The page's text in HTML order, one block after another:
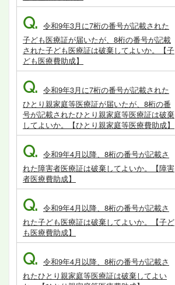
Q. 令和9年3月に7桁の番号が記載された
子ども医療証が届いたが、8桁の番号が記載
された子ども医療証は破棄してよいか。【子
ども医療費助成】
Q. 令和9年3月に7桁の番号が記載された
ひとり親家庭等医療証が届いたが、8桁の番
号が記載されたひとり親家庭等医療証は破棄
してよいか。【ひとり親家庭等医療費助成】
Q. 令和9年4月以降、8桁の番号が記載さ
れた障害者医療証は破棄してよいか。【障害
者医療費助成】
Q. 令和9年4月以降、8桁の番号が記載さ
れた子ども医療証は破棄してよいか。【子ど
も医療費助成】
Q. 令和9年4月以降、8桁の番号が記載さ
れたひとり親家庭等医療証は破棄してよい